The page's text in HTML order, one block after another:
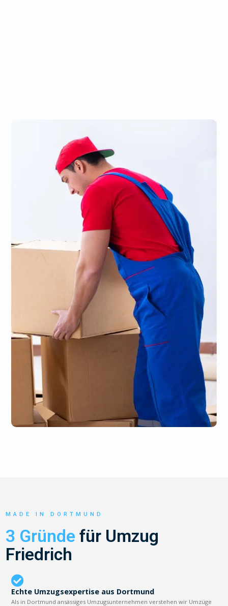
MADE IN DORTMUND
3 Gründe für Umzug
Friedrich
Echte Umzugsexpertise aus Dortmund
Als in Dortmund ansässiges Umzugsunternehmen verstehen wir Umzüge